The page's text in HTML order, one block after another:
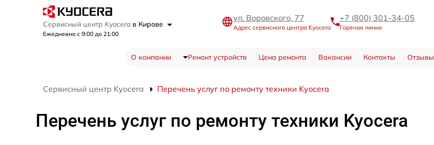
Сервисный центр Kyocera в Кирове
Ежедневно с 9:00 до 21:00
ул. Воровского, 77
Адрес сервисного центра Kyocera
+7 (800) 301-34-05
Горячая линия
О компании Ремонт устройств Цена ремонта Вакансии Контакты Отзывы
Сервисный центр Kyocera Перечень услуг по ремонту техники Kyocera
Перечень услуг по ремонту техники Kyocera